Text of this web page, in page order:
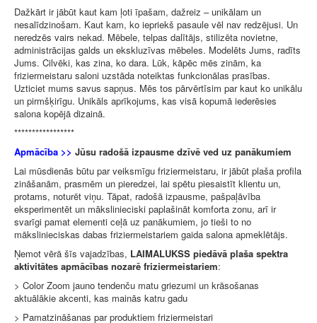
Dažkārt ir jābūt kaut kam ļoti īpašam, dažreiz – unikālam un
nesalīdzinošam. Kaut kam, ko iepriekš pasaule vēl nav redzējusi. Un
neredzēs vairs nekad. Mēbele, telpas dalītājs, stilizēta novietne,
administrācijas galds un ekskluzīvas mēbeles. Modelēts Jums, radīts
Jums. Cilvēki, kas zina, ko dara. Lūk, kāpēc mēs zinām, ka
friziermeistaru saloni uzstāda noteiktas funkcionālas prasības.
Uzticiet mums savus sapņus. Mēs tos pārvērtīsim par kaut ko unikālu
un pirmšķirīgu. Unikāls aprīkojums, kas visā kopumā iederēsies
salona kopējā dizainā.
*****************
Apmācība >> Jūsu radošā izpausme dzīvē ved uz panākumiem
Lai mūsdienās būtu par veiksmīgu friziermeistaru, ir jābūt plaša profila
zināšanām, prasmēm un pieredzei, lai spētu piesaistīt klientu un,
protams, noturēt viņu. Tāpat, radošā izpausme, pašpaļāvība
eksperimentēt un mākslinieciski paplašināt komforta zonu, arī ir
svarīgi pamat elementi ceļā uz panākumiem, jo tieši to no
mākslinieciskas dabas friziermeistariem gaida salona apmeklētājs.
Ņemot vērā šīs vajadzības, LAIMALUKSS piedāvā plaša spektra
aktivitātes apmācības nozarē friziermeistariem:
> Color Zoom jauno tendenču matu griezumi un krāsošanas
aktuālākie akcenti, kas mainās katru gadu
> Pamatzināšanas par produktiem friziermeistari